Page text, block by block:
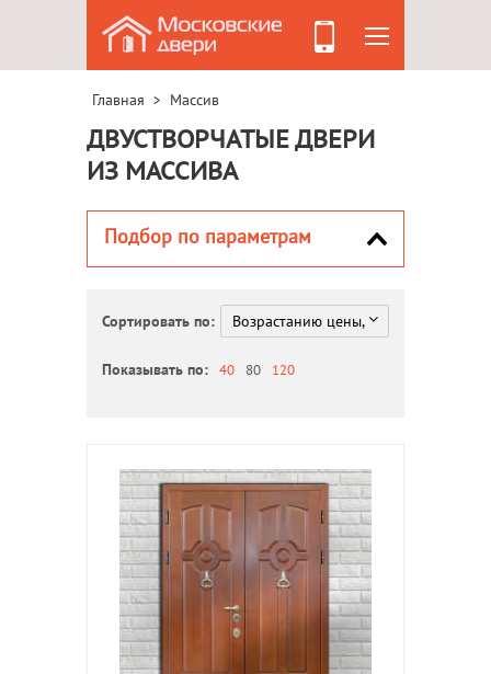
Главная > Массив
ДВУСТВОРЧАТЫЕ ДВЕРИ
ИЗ МАССИВА
Подбор по параметрам
Сортировать по:
Показывать по: 40 80 120